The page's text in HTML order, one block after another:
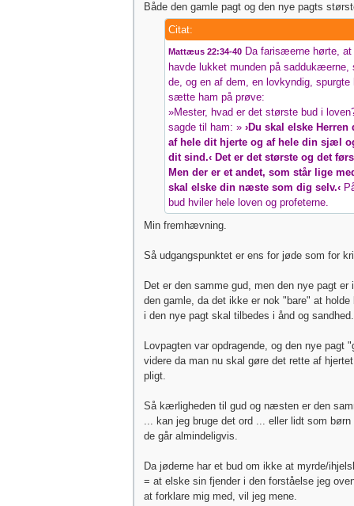
Både den gamle pagt og den nye pagts
Citat:
Mattæus 22:34-40 Da farisæerne hørte,
havde lukket munden på saddukæerne,
de, og en af dem, en lovkyndig, spurgte
sætte ham på prøve:
»Mester, hvad er det største bud i
sagde til ham: » ›Du skal elske Herren
af hele dit hjerte og af hele din sjæl
dit sind.‹ Det er det største og det
Men der er et andet, som står lige
skal elske din næste som dig selv.‹
bud hviler hele loven og profeterne.
Min fremhævning.
Så udgangspunktet er ens for jøde som for
Det er den samme gud, men den nye pagt er
den gamle, da det ikke er nok "bare" at holde
i den nye pagt skal tilbedes i ånd og sandhed.
Lovpagten var opdragende, og den nye pagt
videre da man nu skal gøre det rette af
pligt.
Så kærligheden til gud og næsten er den
... kan jeg bruge det ord ... eller lidt som
de går almindeligvis.
Da jøderne har et bud om ikke at myrde/
= at elske sin fjender i den forståelse jeg
at forklare mig med, vil jeg mene.